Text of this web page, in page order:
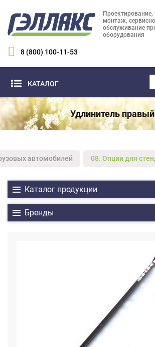
Проектирование,
монтаж,
обслуживание
оборудования
8 (800) 100-11-53
КАТАЛОГ
Удлинитель правый
автомобилей 08. Опции для
Каталог продукции
Бренды